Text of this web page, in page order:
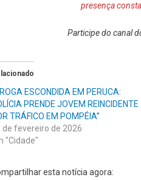
presença
Participe do canal
ESCONDIDA EM PERUCA:
PRENDE JOVEM REINCIDENTE
TRÁFICO EM POMPÉIA”
de fevereiro de 2026
"Cidade"
esta notícia agora: